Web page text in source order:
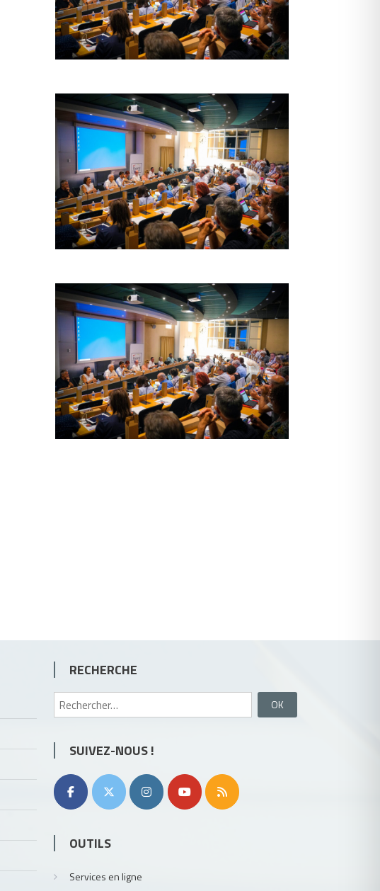
RECHERCHE
Rechercher :
SUIVEZ-NOUS !
OUTILS
Services en ligne